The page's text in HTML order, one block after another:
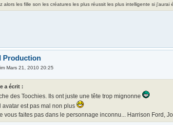
alors les fille son les créatures les plus réussit les plus intelligente si
Production
Mars 21, 2010 20:25
a écrit :
des Toochies. Ils ont juste une tête trop mignonne
avatar est pas mal non plus
vous faites pas dans le personnage inconnu... Harrison Ford,